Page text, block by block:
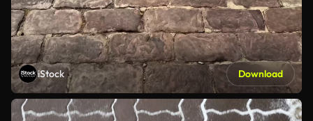
iStock Download